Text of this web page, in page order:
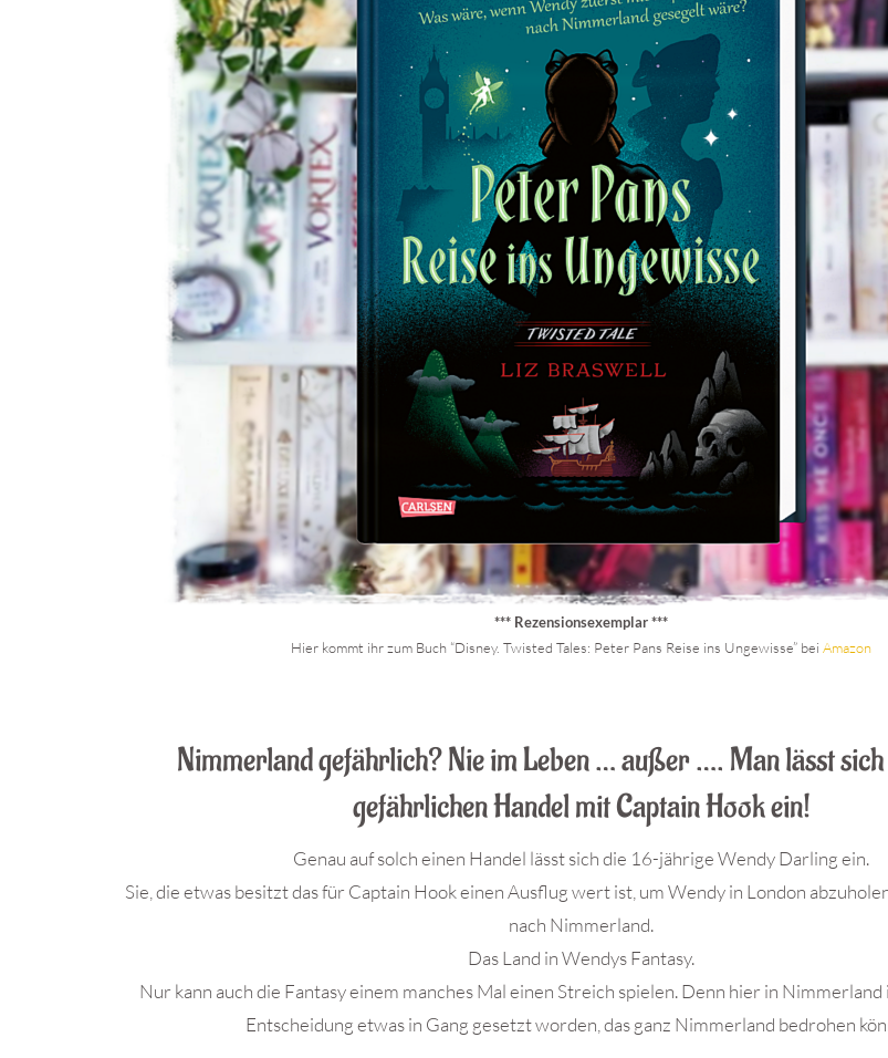
*** Rezensionsexemplar ***
Hier kommt ihr zum Buch “Disney. Twisted Tales: Peter Pans Reise ins Ungewisse” beiAmazon
Nimmerland gefährlich? Nie im Leben … außer …. Man lässt sich
gefährlichen Handel mit Captain Hook ein!
Genau auf solch einen Handel lässt sich die 16-jährige Wendy Darling ein.
Sie, die etwas besitzt das für Captain Hook einen Ausflug wert ist, um Wendy in London
nach Nimmerland.
Das Land in Wendys Fantasy.
Nur kann auch die Fantasy einem manches Mal einen Streich spielen. Denn hier in
Entscheidung etwas in Gang gesetzt worden, das ganz Nimmerland bedrohen